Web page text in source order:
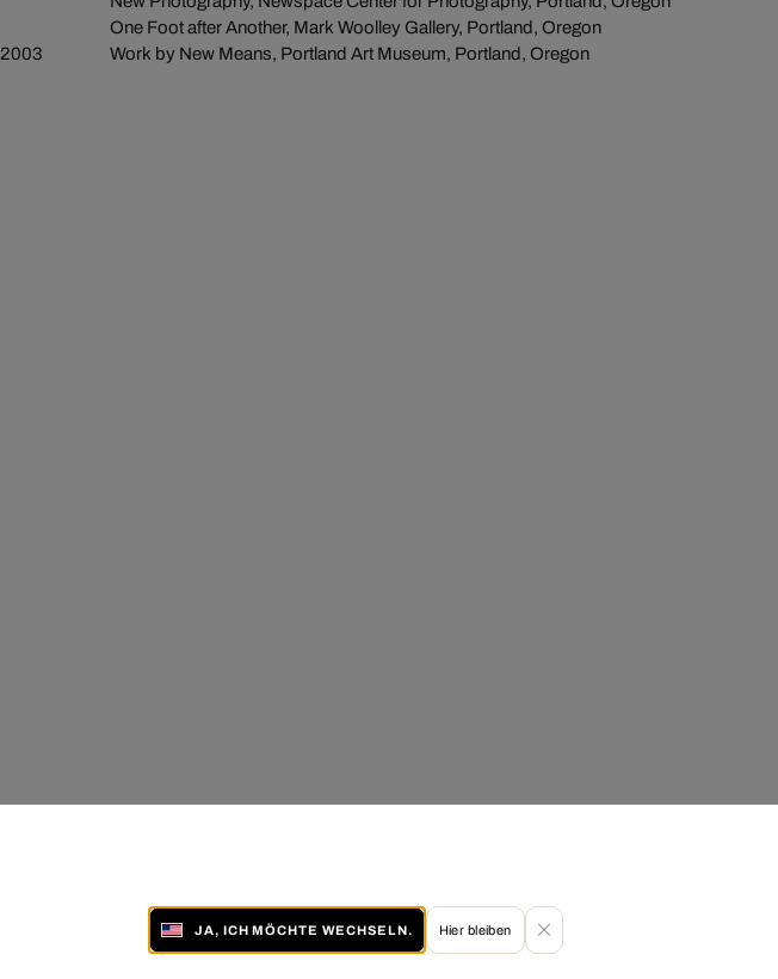
One Foot after Another, Mark Woolley Gallery, Portland, Oregon
2003
Work by New Means, Portland Art Museum, Portland, Oregon
JA, ICH MÖCHTE WECHSELN. Hier bleiben